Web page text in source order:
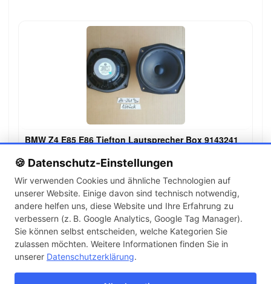
🍪 Datenschutz-Einstellungen
Wir verwenden Cookies und ähnliche Technologien auf
unserer Website. Einige davon sind technisch notwendig,
andere helfen uns, diese Website und Ihre Erfahrung zu
verbessern (z. B. Google Analytics, Google Tag Manager).
Sie können selbst entscheiden, welche Kategorien Sie
zulassen möchten. Weitere Informationen finden Sie in
unserer Datenschutzerklärung.
BMW Z4 E85 E86 Tiefton Lautsprecher Box 9143241
9,99 €
← 1 2 3 … 142 →
Artikel pro Seite